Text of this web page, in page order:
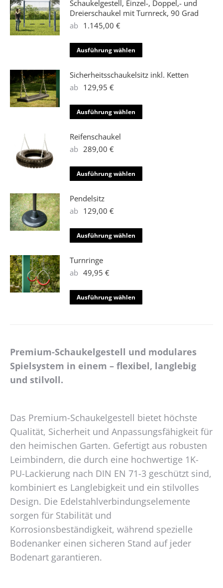
mehrere
Optionen
können
Produktseite
gewählt
Schaukelgestell, Einzel-, Doppel,- und
Dreierschaukel mit Turnreck, 90 Grad
ab 1.145,00 €
Ausführung wählen
Produkt
weist
auf.
Die
der
Produktseite
Sicherheitsschaukelsitz inkl. Ketten
ab 129,95 €
Ausführung wählen
Produkt
auf.
Die
der
Produktseite
Reifenschaukel
ab 289,00 €
Ausführung wählen
Produkt
auf.
Die
der
Produktseite
Pendelsitz
ab 129,00 €
Ausführung wählen
Produkt
auf.
Die
der
Produktseite
Turnringe
ab 49,95 €
Ausführung wählen
Produkt
auf.
Die
der
Produktseite
gewählt
werden
Premium-Schaukelgestell und modulares
Spielsystem in einem – flexibel, langlebig
und stilvoll.
Das Premium-Schaukelgestell bietet höchste
Qualität, Sicherheit und Anpassungsfähigkeit für
den heimischen Garten. Gefertigt aus robusten
Leimbindern, die durch eine hochwertige 1K-
PU-Lackierung nach DIN EN 71-3 geschützt sind,
kombiniert es Langlebigkeit und ein stilvolles
Design. Die Edelstahlverbindungselemente
sorgen für Stabilität und
Korrosionsbeständigkeit, während spezielle
Bodenanker einen sicheren Stand auf jeder
Bodenart garantieren.